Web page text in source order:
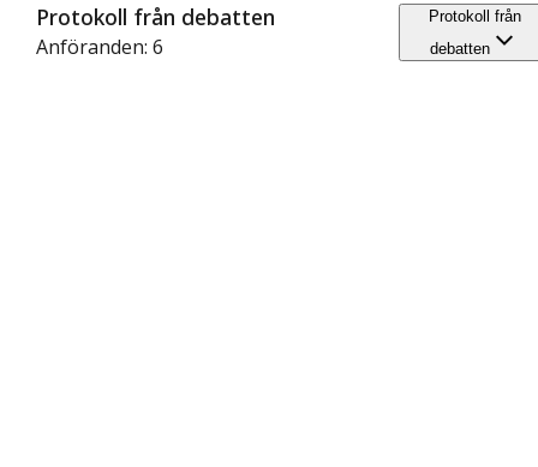
Protokoll från debatten
Anföranden: 6
Protokoll från
debatten